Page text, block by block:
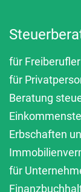
für Freiberufler
für
Beratung
Erbschaften
für